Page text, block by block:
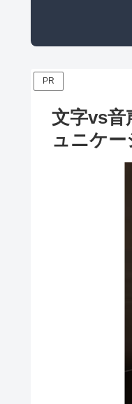
PR
文字vs音
ュニケ